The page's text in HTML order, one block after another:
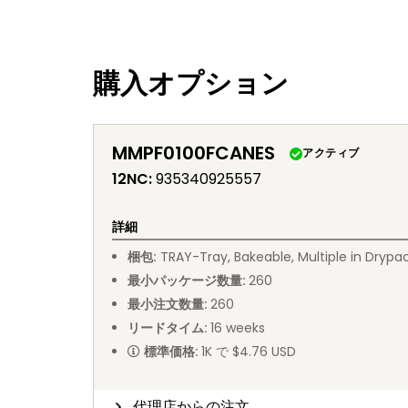
購入オプション
MMPF0100FCANES アクティブ
12NC:935340925557
詳細
梱包: TRAY-Tray, Bakeable, Multiple in
最小パッケージ数量: 260
最小注文数量: 260
リードタイム: 16 weeks
標準価格: 1K で $4.76 USD